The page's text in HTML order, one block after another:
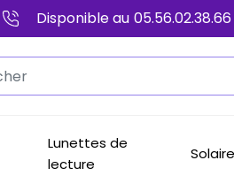
Disponible au 05.56.02.38.66
Lunettes de
lecture